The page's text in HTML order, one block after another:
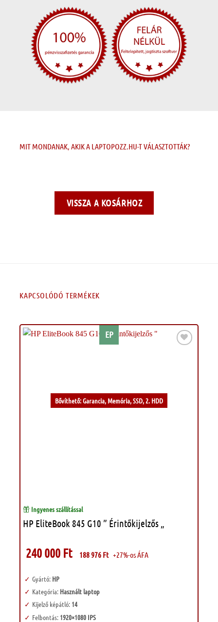
MIT MONDANAK, AKIK A LAPTOPOZZ.HU-T VÁLASZTOTTÁK?
VISSZA A KOSÁRHOZ
KAPCSOLÓDÓ TERMÉKEK
EP
Bővíthető: Garancia, Memória, SSD, 2. HDD
Ingyenes szállítással
HP EliteBook 845 G10 ” Érintőkijelzős „
240 000 Ft 188 976 Ft +27%-os ÁFA
Gyártó:HP
Kategória: Használt laptop
Kijelző képátló: 14
Felbontás: 1920×1080 IPS